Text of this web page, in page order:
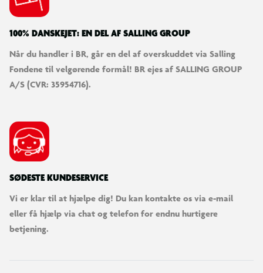
100% DANSKEJET: EN DEL AF SALLING GROUP
Når du handler i BR, går en del af overskuddet via Salling
Fondene til velgørende formål! BR ejes af SALLING GROUP
A/S (CVR: 35954716).
SØDESTE KUNDESERVICE
Vi er klar til at hjælpe dig! Du kan kontakte os via e-mail
eller få hjælp via chat og telefon for endnu hurtigere
betjening.